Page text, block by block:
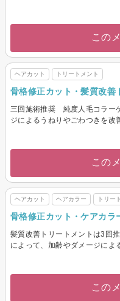
この
ヘアカット トリートメント
骨格修正カット・髪質改善
三回施術推奨 純度人毛コラー
ジによるうねりやごわつきを改
この
ヘアカット ヘアカラー トリー
骨格修正カット・ケアカラ
髪質改善トリートメントは3回
によって、加齢やダメージによ
この